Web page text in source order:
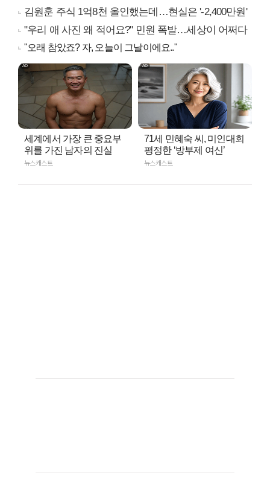
김원훈 주식 1억8천 올인했는데…현실은 '-2,400만원'
"우리 애 사진 왜 적어요?" 민원 폭발…세상이 어쩌다
"오래 참았죠? 자, 오늘이 그날이에요.."
세계에서 가장 큰 중요부
위를 가진 남자의 진실
뉴스캐스트
71세 민혜숙 씨, 미인대회
평정한 ‘방부제 여신’
뉴스캐스트